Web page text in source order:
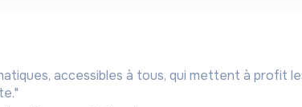
accessibles à tous, qui mettent à profit